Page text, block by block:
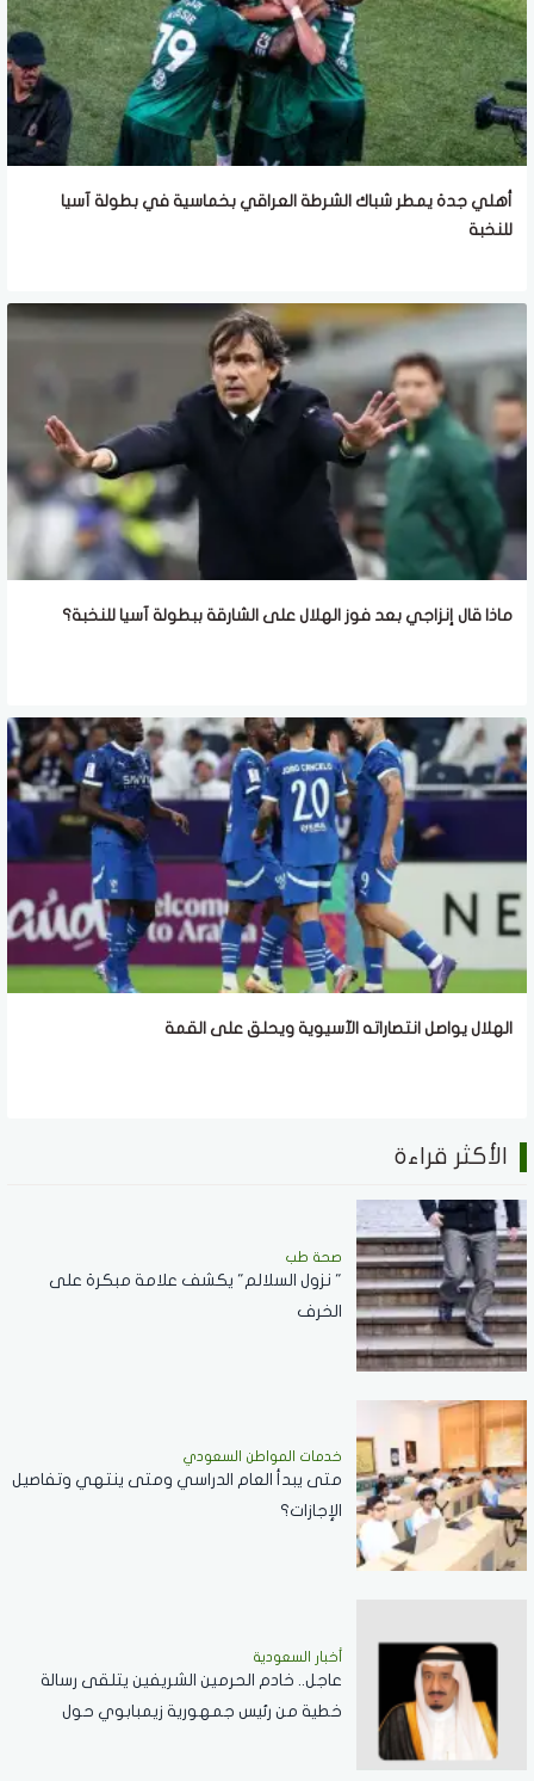
أهلي جدة يمطر شباك الشرطة العراقي بخماسية في بطولة آسيا
للنخبة
ماذا قال إنزاجي بعد فوز الهلال على الشارقة ببطولة آسيا للنخبة؟
الهلال يواصل انتصاراته الآسيوية ويحلق على القمة
الأكثر قراءة
صحة طب
" نزول السلالم" يكشف علامة مبكرة على
الخرف
خدمات المواطن السعودي
‏متى يبدأ العام الدراسي ومتى ينتهي وتفاصيل
الإجازات؟
أخبار السعودية
عاجل.. خادم الحرمين الشريفين يتلقى رسالة
خطية من رئيس جمهورية زيمبابوي حول